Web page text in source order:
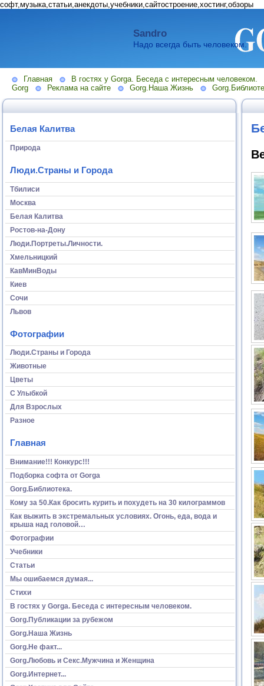
софт,музыка,статьи,анекдоты,учебники,сайтостроение,хостинг,обзоры
Sandro
Надо всегда быть человеком.
Главная
В гостях у Gorga. Беседа с интересным человеком.
Gorg
Реклама на сайте Gorg.Наша Жизнь
Белая Калитва
Природа
Люди.Страны и Города
Тбилиси
Москва
Белая Калитва
Ростов-на-Дону
Люди.Портреты.Личности.
Хмельницкий
КавМинВоды
Киев
Сочи
Львов
Фотографии
Люди.Страны и Города
Животные
Цветы
С Улыбкой
Для Взрослых
Разное
Главная
Внимание!!! Конкурс!!!
Подборка софта от Gorga
Gorg.Библиотека.
Кому за 50.Как бросить курить и похудеть на 30 килограммов
Как выжить в экстремальных условиях. Огонь, еда, вода и
крыша над головой…
Фотографии
Учебники
Статьи
Мы ошибаемся думая...
Стихи
В гостях у Gorga. Беседа с интересным человеком.
Gorg.Публикации за рубежом
Gorg.Наша Жизнь
Gorg.Не факт...
Gorg.Любовь и Секс.Мужчина и Женщина
Gorg.Интернет...